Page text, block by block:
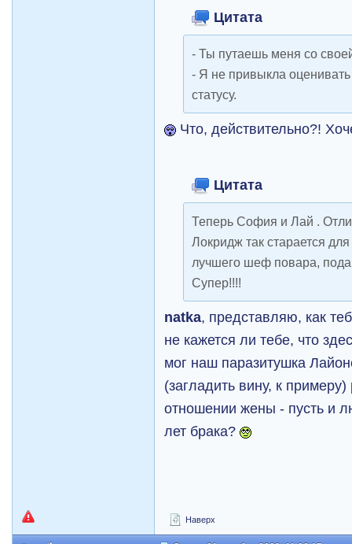
Цитата
- Ты путаешь меня со
- Я не привыкла
статусу.
Что, действительно?!
Цитата
Теперь София и Лай .
Локридж так старается
лучшего шеф повара,
Супер!!!!
natka, представляю, как
не кажется ли тебе, что
мог наш паразитушка
(загладить вину, к
отношении жены - пусть и
лет брака?
Наверх